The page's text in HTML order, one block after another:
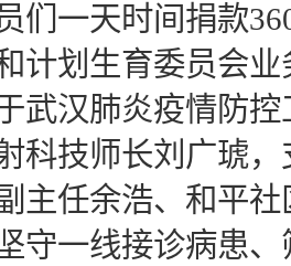
们一天时间捐款
计划生育委员会
武汉肺炎疫情防
科技师长刘广琥
主任余浩、和平
守一线接诊病患